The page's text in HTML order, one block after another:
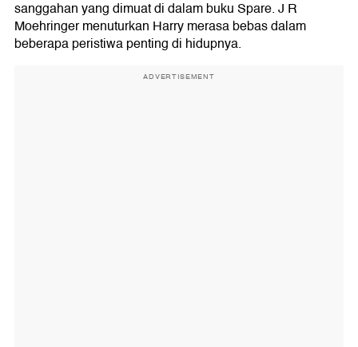
sanggahan yang dimuat di dalam buku Spare. J R
Moehringer menuturkan Harry merasa bebas dalam
beberapa peristiwa penting di hidupnya.
ADVERTISEMENT